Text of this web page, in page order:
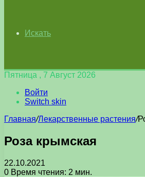
Искать
Пятница , 7 Август 2026
Войти
Switch skin
Главная/Лекарственные растения/
Роза крымская
22.10.2021
0 Время чтения: 2 мин.